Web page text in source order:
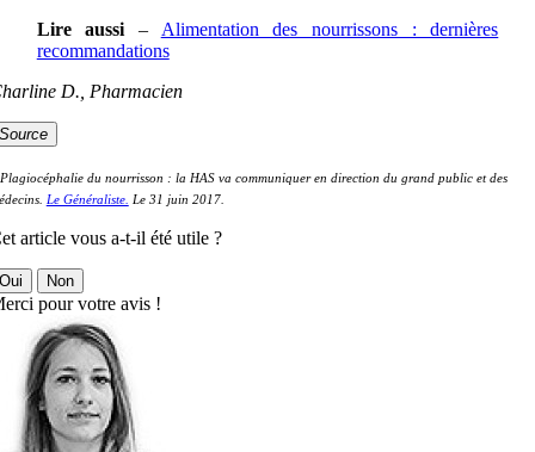
Lire aussi – Alimentation des nourrissons : dernières
recommandations
D., Pharmacien
du nourrisson : la HAS va communiquer en direction du grand public et des
Le Généraliste. Le 31 juin 2017.
article vous a-t-il été utile ?
Non
pour votre avis !